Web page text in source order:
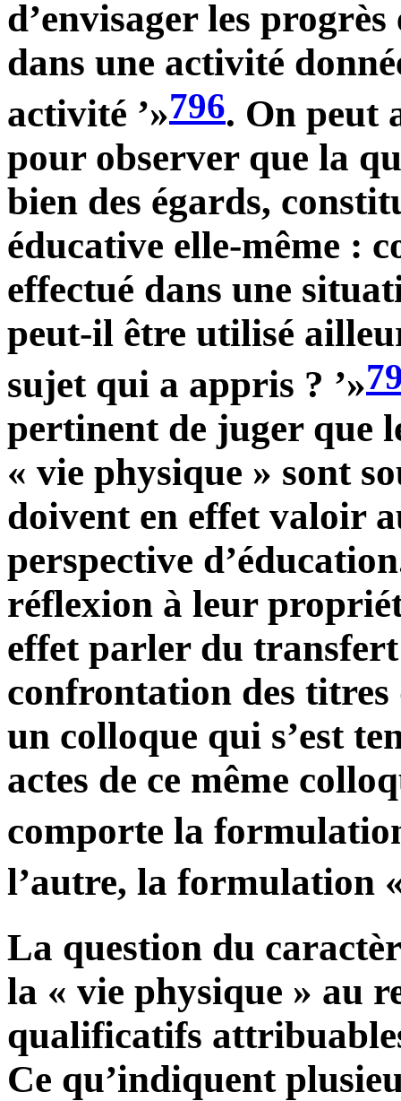
d’envisager les
dans une activité
activité ’»796. On peut
pour observer que la
bien des égards,
éducative elle-même :
effectué dans une
peut-il être utilisé
sujet qui a appris ? ’»
pertinent de juger que
« vie physique » sont
doivent en effet valoir
perspective
réflexion à leur
effet parler du
confrontation des
un colloque qui s’est
actes de ce même
comporte la
l’autre, la formulation
La question du
la « vie physique » au
qualificatifs
Ce qu’indiquent